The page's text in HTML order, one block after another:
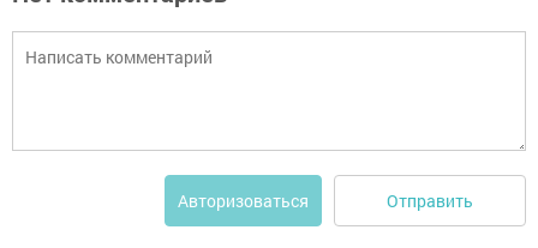
Авторизоваться Отправить